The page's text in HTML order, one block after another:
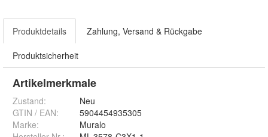
Produktdetails Zahlung, Versand & Rückgabe
Produktsicherheit
Artikelmerkmale
Zustand:
Neu
GTIN / EAN:
5904454935305
Marke:
Muralo